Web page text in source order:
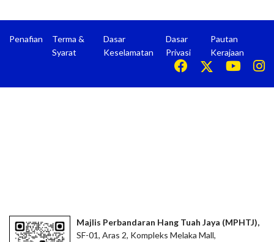
Penafian
Terma &
Syarat
Dasar
Keselamatan
Dasar
Privasi
Pautan
Kerajaan
Majlis Perbandaran Hang Tuah Jaya (MPHTJ),
SF-01, Aras 2, Kompleks Melaka Mall,